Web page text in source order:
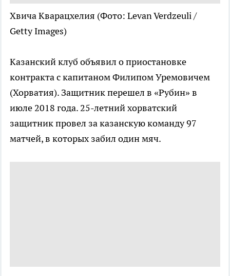
Хвича Кварацхелия (Фото: Levan Verdzeuli /
Getty Images)
Казанский клуб объявил о приостановке
контракта с капитаном Филипом Уремовичем
(Хорватия). Защитник перешел в «Рубин» в
июле 2018 года. 25-летний хорватский
защитник провел за казанскую команду 97
матчей, в которых забил один мяч.